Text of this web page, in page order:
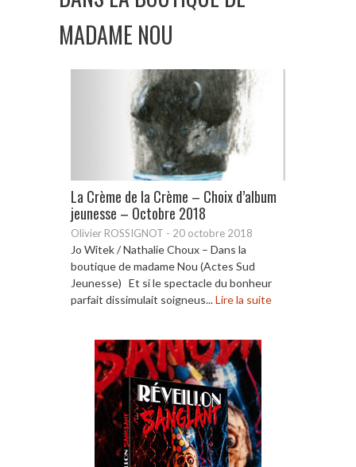
MADAME NOU
La Crème de la Crème – Choix d’album
jeunesse – Octobre 2018
Olivier ROSSIGNOT - 20 octobre 2018
Jo Witek / Nathalie Choux – Dans la
boutique de madame Nou (Actes Sud
Jeunesse) Et si le spectacle du bonheur
parfait dissimulait soigneus...Lire la suite